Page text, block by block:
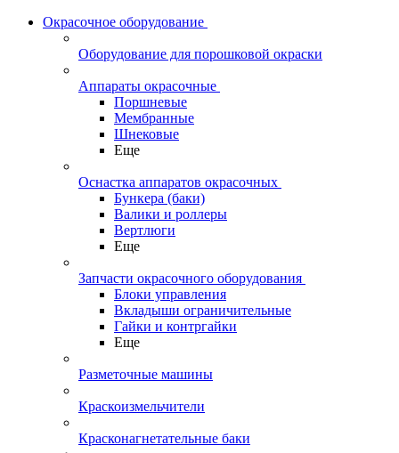
Окрасочное оборудование
Оборудование для порошковой окраски
Аппараты окрасочные
Поршневые
Мембранные
Шнековые
Еще
Оснастка аппаратов окрасочных
Бункера (баки)
Валики и роллеры
Вертлюги
Еще
Запчасти окрасочного оборудования
Блоки управления
Вкладыши ограничительные
Гайки и контргайки
Еще
Разметочные машины
Краскоизмельчители
Красконагнетательные баки